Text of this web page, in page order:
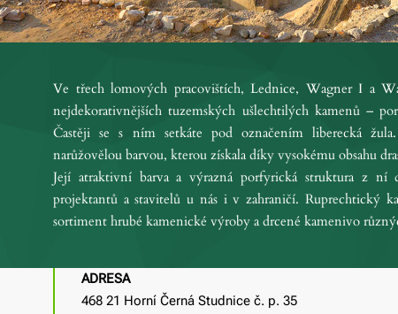
Ve třech lomových pracovištích, Lednice, Wagner I a
nejdekorativnějších tuzemských ušlechtilých kamenů –
Častěji se s ním setkáte pod označením liberecká
narůžovělou barvou, kterou získala díky vysokému obsahu
Její atraktivní barva a výrazná porfyrická struktura z ní
projektantů a stavitelů u nás i v zahraničí. Ruprechtický
sortiment hrubé kamenické výroby a drcené kamenivo
ADRESA
468 21 Horní Černá Studnice č. p. 35